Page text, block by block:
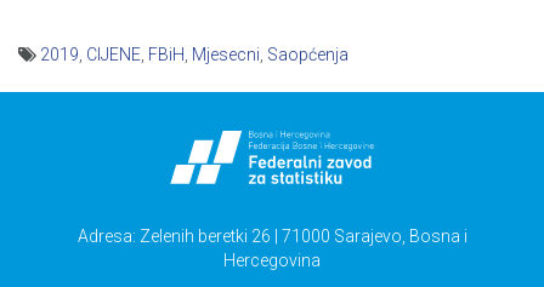
2019 CIJENE FBiH Mjesecni Saopćenja
Adresa: Zelenih beretki 26 | 71000 Sarajevo, Bosna i
Hercegovina